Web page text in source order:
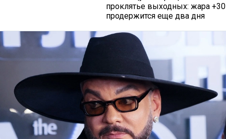
проклятье выходных: жара +30
продержится еще два дня